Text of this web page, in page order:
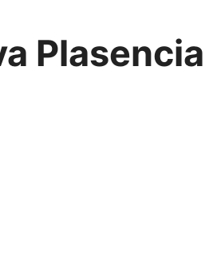
Plasencia